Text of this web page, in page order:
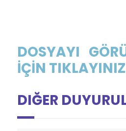
DOSYAYI
İÇİN
DIĞER